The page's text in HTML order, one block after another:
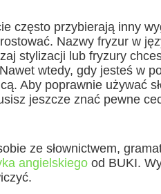
często przybierają inny
Nazwy fryzur w
stylizacji lub fryzury
wtedy, gdy jesteś w
Aby poprawnie używać
jeszcze znać pewne
ze słownictwem,
angielskiego od BUKI.